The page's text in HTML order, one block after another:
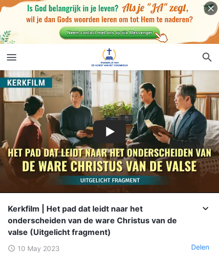
Kerkfilm | Het pad dat leidt naar het
onderscheiden van de ware Christus van de
valse (Uitgelicht fragment)
10 May 2023 Delen